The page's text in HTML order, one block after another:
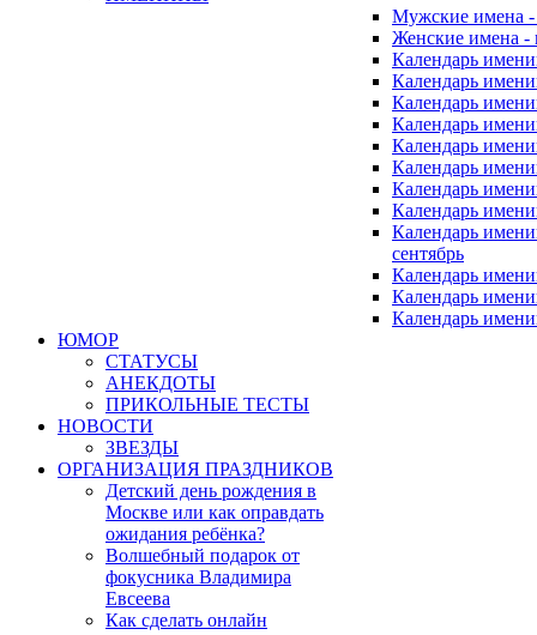
Мужские имена
Женские имена
Календарь
Календарь
Календарь
Календарь
Календарь
Календарь
Календарь
Календарь
Календарь
сентябрь
Календарь
Календарь
Календарь
ЮМОР
СТАТУСЫ
АНЕКДОТЫ
ПРИКОЛЬНЫЕ ТЕСТЫ
НОВОСТИ
ЗВЕЗДЫ
ОРГАНИЗАЦИЯ ПРАЗДНИКОВ
Детский день рождения в
Москве или как оправдать
ожидания ребёнка?
Волшебный подарок от
фокусника Владимира
Евсеева
Как сделать онлайн